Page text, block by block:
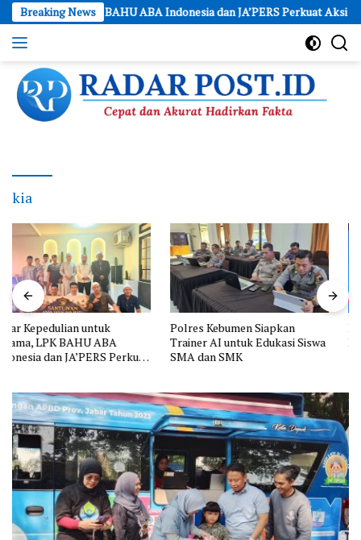
Skip
to
content
Breaking News
LPK BAHU ABA Indonesia dan JA’PERS Perkuat Aksi Sosial
dan
Akurat
Hadirkan
Fakta
kia
Polres Kebumen Siapkan
Trainer AI untuk Edukasi Siswa
SMA dan SMK
Indomaret Run 2026 Kembali
Digelar di PIK 2, Siapkan Kuota
10.000 Pelari